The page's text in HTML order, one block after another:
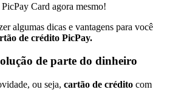
Card agora mesmo!
algumas dicas e vantagens para você
de crédito PicPay.
de parte do dinheiro
ou seja, cartão de crédito com